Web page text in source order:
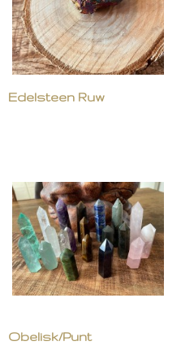
Edelsteen Ruw
Obelisk/Punt